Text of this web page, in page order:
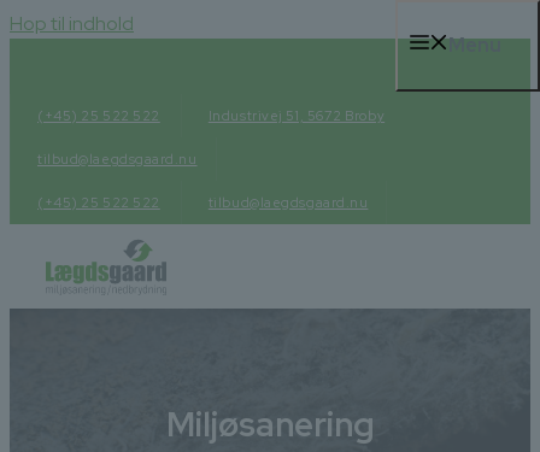
Hop til indhold
(+45) 25 522 522 Industrivej 51, 5672 Broby
tilbud@laegdsgaard.nu
(+45) 25 522 522 tilbud@laegdsgaard.nu
Menu
Miljøsanering